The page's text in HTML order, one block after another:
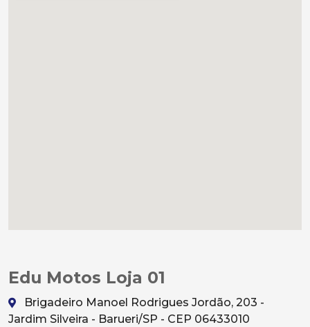
Edu Motos Loja 01
Brigadeiro Manoel Rodrigues Jordão, 203 -
Jardim Silveira - Barueri/SP - CEP 06433010